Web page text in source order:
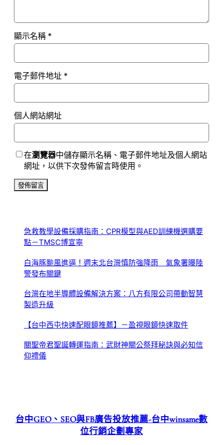
顯示名稱 *
電子郵件地址 *
個人網站網址
在瀏覽器中儲存顯示名稱、電子郵件地址及個人網站
網址，以供下次發佈留言時使用。
急救教學設備採購指南：CPR模型與AED訓練機選購要
點－TMSC博宣寧
白海豚颱風進逼！週末北台灣慎防強降雨 氣象署曝陸
警發布關鍵
台灣在地半導體設備解決方案：八方有限公司帶動智慧
製造升級
【台中西屯快速配眼鏡推薦】－盈視眼鏡快速取件
關聖帝君聖誕轉運指南：武財神關公祭拜秘訣與必知信
仰禮儀
台中GEO、SEO與FB廣告投放推薦-台中winsame數
位行銷企劃專家